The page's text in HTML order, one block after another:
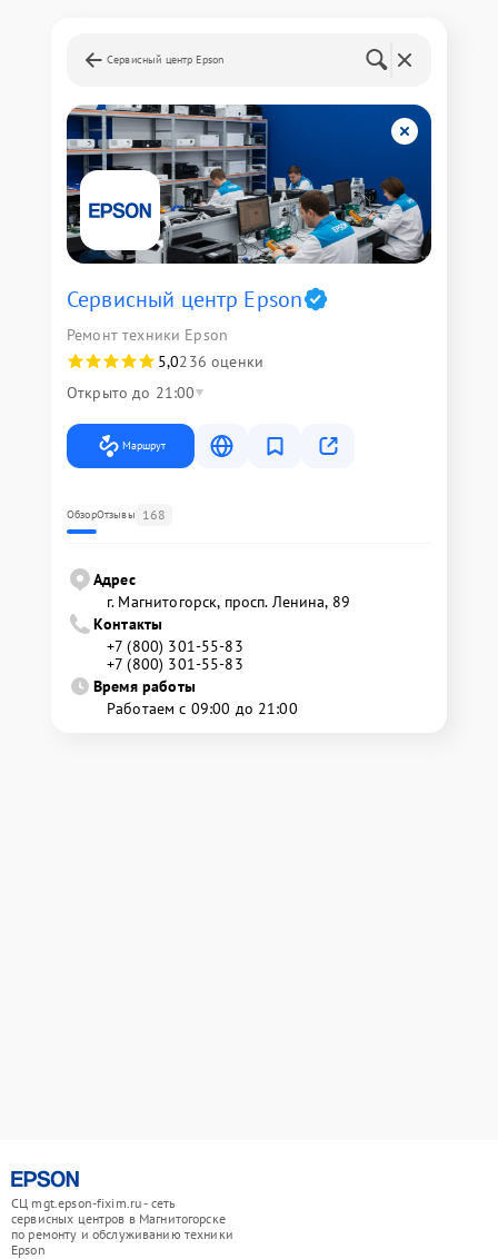
Сервисный центр Epson
Сервисный центр Epson
Ремонт техники Epson
5,0236 оценки
Открыто до 21:00
Маршрут
ОбзорОтзывы 168
Адрес
г. Магнитогорск, просп. Ленина, 89
Контакты
+7 (800) 301-55-83
+7 (800) 301-55-83
Время работы
Работаем с 09:00 до 21:00
СЦ mgt.epson-fixim.ru - сеть
сервисных центров в Магнитогорске
по ремонту и обслуживанию техники
Epson